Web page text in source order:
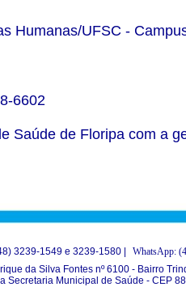
Humanas/UFSC -
6602
Saúde de Floripa com a
3239-1549 e 3239-1580 |
WhatsApp:
da Silva Fontes nº 6100 - Bairro
Secretaria Municipal de Saúde - CEP